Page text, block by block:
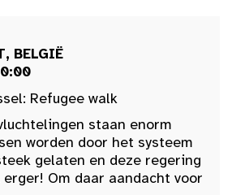
BELGIË
Refugee walk
staan enorm
worden door het systeem
gelaten en deze regering
Om daar aandacht voor